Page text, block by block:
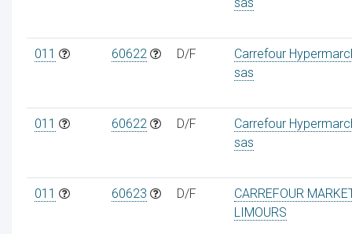
011 60622 D/F
Carrefour
sas
011 60622 D/F
Carrefour
sas
011 60623 D/F
CARREFOUR
LIMOURS